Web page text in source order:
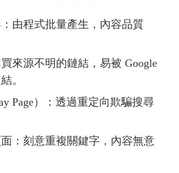
由程式批量產生，內容品質
來源不明的鏈結，易被 Google
。
Page）：透過重定向欺騙搜尋
：刻意重複關鍵字，內容無意